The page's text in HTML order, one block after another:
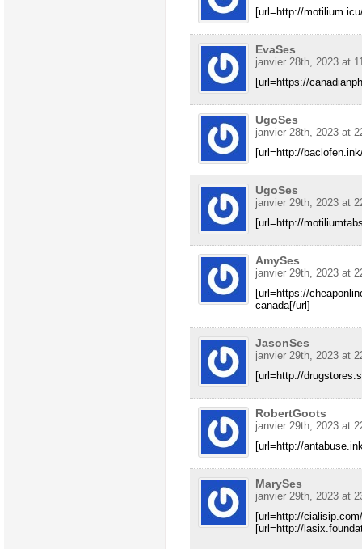
[url=http://
EvaSes
janvier 28th, 2023 at
[url=https://
UgoSes
janvier 28th, 2023 at
[url=http://
UgoSes
janvier 29th, 2023 at
[url=http://
AmySes
janvier 29th, 2023 at
[url=https://
canada[/url]
JasonSes
janvier 29th, 2023 at
[url=http://
RobertGoots
janvier 29th, 2023 at
[url=http://
MarySes
janvier 29th, 2023 at
[url=http://
[url=http://